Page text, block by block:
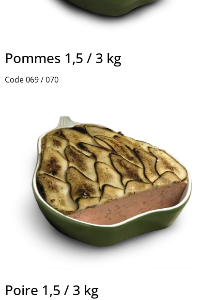
Pommes 1,5 / 3 kg
Code 069 / 070
Poire 1,5 / 3 kg